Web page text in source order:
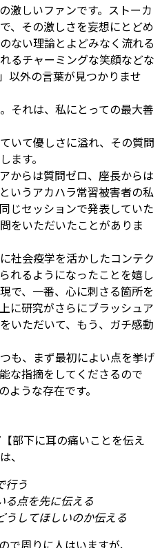
激しいファンです。ストーカ
、その激しさを妄想にとどめ
ない理論とよどみなく流れる
るチャーミングな笑顔などな
以外の言葉が見つかりませ
それは、私にとっての最大善
いて優しさに溢れ、その質問
ます。
からは質問ゼロ、座長からは
いうアカハラ常習被害者の私
じセッションで発表していた
をいただいたことがありま
社会疫学を活かしたコンテク
れるようになったことを嬉し
で、一番、心に刺さる箇所を
に研究がさらにブラッシュア
いただいて、もう、ガチ感動
も、まず最初によい点を挙げ
な指摘をしてくださるので
ような存在です。
部下に耳の痛いことを伝え
、
行う
る点を先に伝える
してほしいのか伝える
で周りに人はいますが、